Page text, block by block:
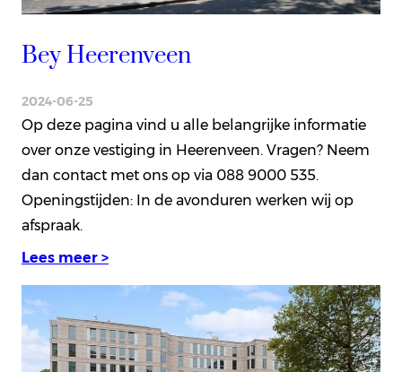
Bey Heerenveen
2024-06-25
Op deze pagina vind u alle belangrijke informatie
over onze vestiging in Heerenveen. Vragen? Neem
dan contact met ons op via 088 9000 535.
Openingstijden: In de avonduren werken wij op
afspraak.
Lees meer >